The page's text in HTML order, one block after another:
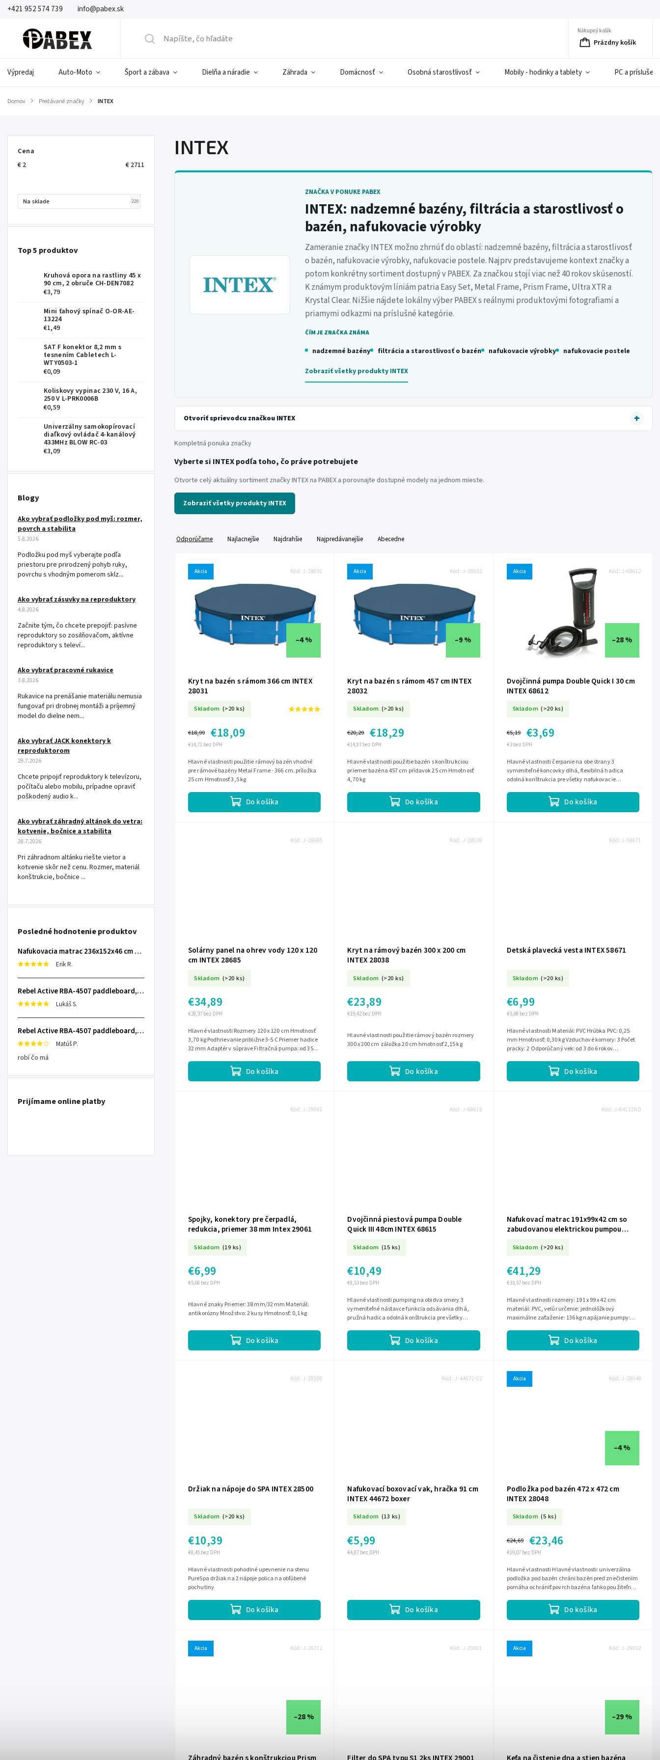
+421 952 574 739 info@pabex.sk
Nákupný košík
Prázdny košík
Výpredaj Auto-Moto Šport a zábava Dielňa a náradie Záhrada Domácnosť Osobná starostlivosť Mobily - hodinky a tablety PC a
Domov / Predávané značky / INTEX
Cena
€ 2 € 2711
Na sklade 220
Top 5 produktov
Kruhová opora na rastliny 45 x
90 cm, 2 obruče CH-DEN7082
€3,79
Mini ťahový spínač O-OR-AE-
13224
€1,49
SAT F konektor 8,2 mm s
tesnením Cabletech L-
WTY0503-1
€0,09
Koliskovy vypinac 230 V, 16 A,
250 V L-PRK0006B
€0,59
Univerzálny samokopírovací
diaľkový ovládač 4-kanálový
433MHz BLOW RC-03
€3,09
Blogy
Ako vybrať podložky pod myš: rozmer,
povrch a stabilita
5.8.2026
Podložku pod myš vyberajte podľa
priestoru pre prirodzený pohyb ruky,
povrchu s vhodným pomerom sklz...
Ako vybrať zásuvky na reproduktory
4.8.2026
Začnite tým, čo chcete prepojiť: pasívne
reproduktory so zosilňovačom, aktívne
reproduktory s televí...
Ako vybrať pracovné rukavice
3.8.2026
Rukavice na prenášanie materiálu nemusia
fungovať pri drobnej montáži a príjemný
model do dielne nem...
Ako vybrať JACK konektory k
reproduktorom
29.7.2026
Chcete pripojiť reproduktory k televízoru,
počítaču alebo mobilu, prípadne opraviť
poškodený audio k...
Ako vybrať záhradný altánok do vetra:
kotvenie, bočnice a stabilita
28.7.2026
Pri záhradnom altánku riešte vietor a
kotvenie skôr než cenu. Rozmer, materiál
konštrukcie, bočnice ...
Posledné hodnotenie produktov
Nafukovacia matrac 236x152x46 cm so zabudovanou elektrickou pumpou INTEX 64448
Erik R.
Rebel Active RBA-4507 paddleboard, 335 cm L-RBA-4507-OR
Lukáš S.
Rebel Active RBA-4507 paddleboard, 335 cm L-RBA-4507-OR
Matúš P.
robí čo má
Prijímame online platby
INTEX
ZNAČKA V PONUKE PABEX
INTEX: nadzemné bazény, filtrácia a starostlivosť o
bazén, nafukovacie výrobky
Zameranie značky INTEX možno zhrnúť do oblastí: nadzemné bazény, filtrácia a starostlivosť
o bazén, nafukovacie výrobky, nafukovacie postele. Najprv predstavujeme kontext značky a
potom konkrétny sortiment dostupný v PABEX. Za značkou stojí viac než 40 rokov skúseností.
K známym produktovým líniám patria Easy Set, Metal Frame, Prism Frame, Ultra XTR a
Krystal Clear. Nižšie nájdete lokálny výber PABEX s reálnymi produktovými fotografiami a
priamymi odkazmi na príslušné kategórie.
ČÍM JE ZNAČKA ZNÁMA
nadzemné bazény filtrácia a starostlivosť o bazén nafukovacie výrobky nafukovacie postele
Zobraziť všetky produkty INTEX
Otvoriť sprievodcu značkou INTEX
Kompletná ponuka značky
Vyberte si INTEX podľa toho, čo práve potrebujete
Otvorte celý aktuálny sortiment značky INTEX na PABEX a porovnajte dostupné modely na jednom mieste.
Zobraziť všetky produkty INTEX
Odporúčame Najlacnejšie Najdrahšie Najpredávanejšie Abecedne
Akcia
–4 %
Kryt na bazén s rámom 366 cm INTEX
28031
Skladom (>20 ks)
€14,71 bez DPH
€18,99 €18,09
Do košíka
Hlavné vlastnosti použitie rámový bazén vhodné
pre rámové bazény Metal Frame - 366 cm. príložka
25 cm Hmotnosť 3,5 kg
Kód:J-28031 Akcia
–9 %
Kryt na bazén s rámom 457 cm INTEX
28032
Skladom (>20 ks)
€14,87 bez DPH
€20,29 €18,29
Do košíka
Hlavné vlastnosti použitie bazén s konštrukciou
priemer bazéna 457 cm prídavok 25 cm Hmotnosť
4,70 kg
Kód: J-28032 Akcia
–28 %
Dvojčinná pumpa Double Quick I 30 cm
INTEX 68612
Skladom (>20 ks)
€3 bez DPH
€5,19 €3,69
Do košíka
Hlavné vlastnosti čerpanie na obe strany 3
vymeniteľné koncovky dlhá, flexibilná hadica
odolná konštrukcia pre všetky nafukovacie
Kód: J-68612
Solárny panel na ohrev vody 120 x 120
cm INTEX 28685
Skladom (>20 ks)
€28,37 bez DPH
€34,89
Do košíka
Hlavné vlastnosti Rozmery 120 x 120 cm Hmotnosť
3,70 kg Podhrievanie približne 3-5 C Priemer hadice
32 mm Adaptér v súprave Filtračná pumpa: od 3500
Kód:J-28685
Kryt na rámový bazén 300 x 200 cm
INTEX 28038
Skladom (>20 ks)
€19,42 bez DPH
€23,89
Do košíka
Hlavné vlastnosti použitie rámový bazén rozmery
300 x 200 cm záložka 20 cm hmotnosť 2,15 kg
Kód: J-28038
Detská plavecká vesta INTEX 58671
Skladom (>20 ks)
€5,68 bez DPH
€6,99
Do košíka
Hlavné vlastnosti Materiál: PVC Hrúbka PVC: 0,25
mm Hmotnosť: 0,30 kg Vzduchové komory: 3 Počet
pracky: 2 Odporúčaný vek: od 3 do 6 rokov
Kód: J-58671
Spojky, konektory pre čerpadlá,
redukcia, priemer 38 mm Intex 29061
Skladom (19 ks)
€5,68 bez DPH
€6,99
Do košíka
Hlavné znaky Priemer: 38 mm/32 mm Materiál:
antikorózny Množstvo: 2 kusy Hmotnosť: 0,1 kg
Kód:J-29061
Dvojčinná piestová pumpa Double
Quick III 48cm INTEX 68615
Skladom (15 ks)
€8,53 bez DPH
€10,49
Do košíka
Hlavné vlastnosti pumping na obidva smery 3
vymeniteľné nástavce funkcia odsávania dlhá,
pružná hadica odolná konštrukcia pre všetky
Kód: J-68615
Nafukovací matrac 191x99x42 cm so
zabudovanou elektrickou pumpou
Skladom (>20 ks)
€33,57 bez DPH
€41,29
Do košíka
Hlavné vlastnosti rozmery: 191 x 99 x 42 cm
materiál: PVC, velúr určenie: jednolôžkový
maximálne zaťaženie: 136 kg napájanie pumpy:
Kód: J-64132ND
Držiak na nápoje do SPA INTEX 28500
Skladom (>20 ks)
€8,45 bez DPH
€10,39
Do košíka
Hlavné vlastnosti pohodlné upevnenie na stenu
PureSpa držiak na 2 nápoje polica na obľúbené
pochutiny
Kód:J-28500
Nafukovací boxovací vak, hračka 91 cm
INTEX 44672 boxer
Skladom (13 ks)
€4,87 bez DPH
€5,99
Do košíka
Kód: J-44672-02 Akcia
–4 %
Podložka pod bazén 472 x 472 cm
INTEX 28048
Skladom (5 ks)
€19,07 bez DPH
€24,69 €23,46
Do košíka
Hlavné vlastnosti Hlavné vlastnosti: univerzálna
podložka pod bazén chráni bazén pred znečistením
pomáha ochrániť povrch bazéna ľahko použiteľná,
Kód: J-28048
Akcia
–28 %
Kód:J-26712 Kód: J-29001 Akcia
–29 %
Kód: J-29052